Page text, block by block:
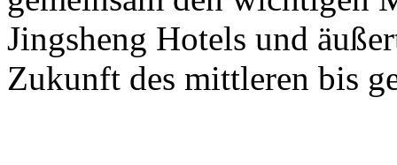
Jingsheng Hotels und
Zukunft des mittleren bis